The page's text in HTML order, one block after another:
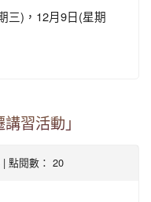
三)，12月9日(星期
習活動」
| 點閱數： 20